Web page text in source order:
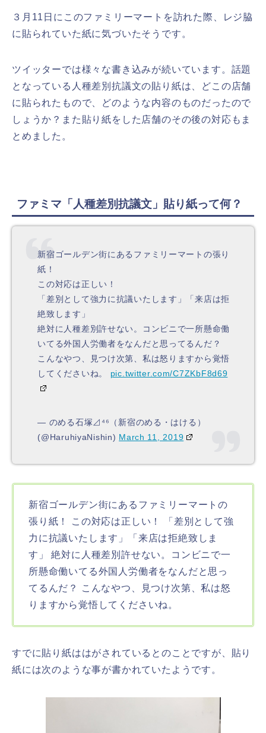
３月11日にこのファミリーマートを訪れた際、レジ脇
に貼られていた紙に気づいたそうです。
ツイッターでは様々な書き込みが続いています。話題
となっている人種差別抗議文の貼り紙は、どこの店舗
に貼られたもので、どのような内容のものだったので
しょうか？また貼り紙をした店舗のその後の対応もま
とめました。
ファミマ「人種差別抗議文」貼り紙って何？
新宿ゴールデン街にあるファミリーマートの張り
紙！
この対応は正しい！
「差別として強力に抗議いたします」「来店は拒
絶致します」
絶対に人種差別許せない。コンビニで一所懸命働
いてる外国人労働者をなんだと思ってるんだ？
こんなやつ、見つけ次第、私は怒りますから覚悟
してくださいね。 pic.twitter.com/C7ZKbF8d69
— のめる石塚⊿⁴⁶（新宿のめる・はける）
(@HaruhiyaNishin) March 11, 2019
新宿ゴールデン街にあるファミリーマートの
張り紙！ この対応は正しい！ 「差別として強
力に抗議いたします」「来店は拒絶致しま
す」 絶対に人種差別許せない。コンビニで一
所懸命働いてる外国人労働者をなんだと思っ
てるんだ？ こんなやつ、見つけ次第、私は怒
りますから覚悟してくださいね。
すでに貼り紙ははがされているとのことですが、貼り
紙には次のような事が書かれていたようです。